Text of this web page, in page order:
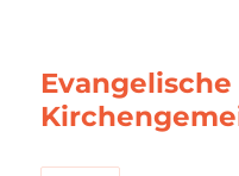
Evangelische